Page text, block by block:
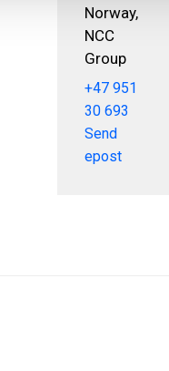
Norway,
NCC
Group
+47 951
30 693
Send
epost